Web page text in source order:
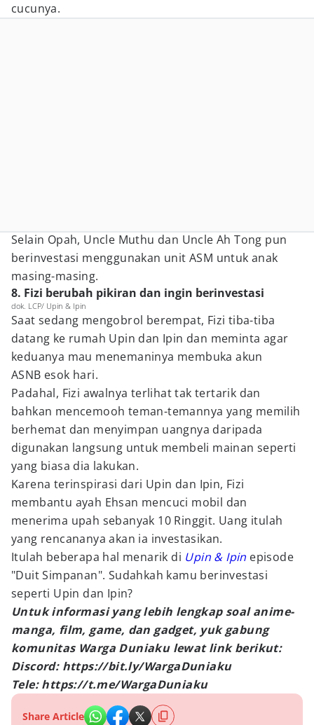
cucunya.
Selain Opah, Uncle Muthu dan Uncle Ah Tong pun
berinvestasi menggunakan unit ASM untuk anak
masing-masing.
8. Fizi berubah pikiran dan ingin berinvestasi
dok. LCP/ Upin & Ipin
Saat sedang mengobrol berempat, Fizi tiba-tiba
datang ke rumah Upin dan Ipin dan meminta agar
keduanya mau menemaninya membuka akun
ASNB esok hari.
Padahal, Fizi awalnya terlihat tak tertarik dan
bahkan mencemooh teman-temannya yang memilih
berhemat dan menyimpan uangnya daripada
digunakan langsung untuk membeli mainan seperti
yang biasa dia lakukan.
Karena terinspirasi dari Upin dan Ipin, Fizi
membantu ayah Ehsan mencuci mobil dan
menerima upah sebanyak 10 Ringgit. Uang itulah
yang rencananya akan ia investasikan.
Itulah beberapa hal menarik di Upin & Ipin episode
"Duit Simpanan". Sudahkah kamu berinvestasi
seperti Upin dan Ipin?
Untuk informasi yang lebih lengkap soal anime-
manga, film, game, dan gadget, yuk gabung
komunitas Warga Duniaku lewat link berikut:
Discord: https://bit.ly/WargaDuniaku
Tele: https://t.me/WargaDuniaku
Share Article